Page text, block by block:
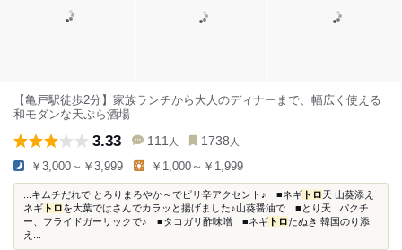
【亀戸駅徒歩2分】家族ランチから大人のディナーまで、幅広く使える
和モダンな天ぷら酒場
3.33 111 人 1738 人
￥3,000～￥3,999 ￥1,000～￥1,999
...キムチだれで とろりまろやか～でピリ辛アクセント♪ ■ネギ トロ天 山葵添え
ネギ トロを大葉ではさんでカラッと揚げました♪山葵醤油で ■とり天...パクチ
ー、フライドガーリックで♪ ■タコガリ酢味噌 ■ネギ トロたぬき 韓国のり添
え...